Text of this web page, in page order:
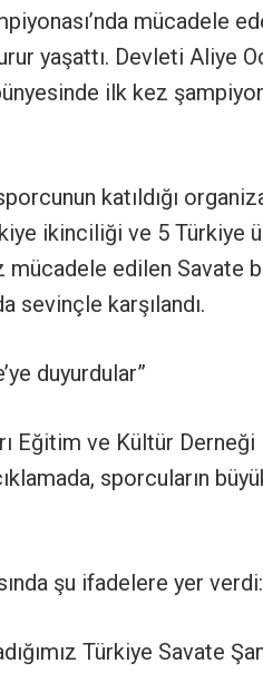
mücadele
yaşattı. Devleti Aliye
ilk kez
katıldığı
ikinciliği ve 5 Türkiye
edilen Savate
sevinçle karşılandı.
duyurdular”
Eğitim ve Kültür
sporcuların
şu ifadelere yer verdi:
Türkiye Savate